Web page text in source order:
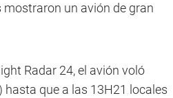
un avión de gran
Radar 24, el avión voló
que a las 13H21 locales